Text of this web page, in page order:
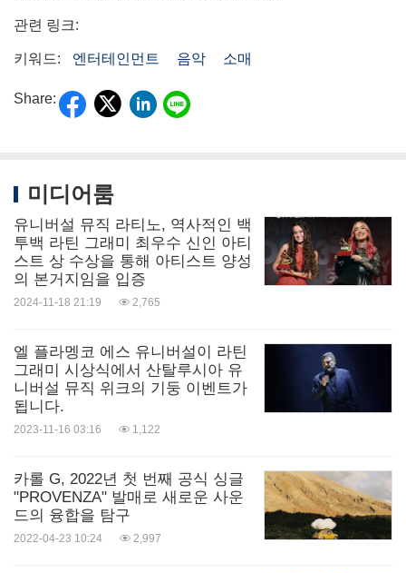
관련 링크:
키워드: 엔터테인먼트 음악 소매
Share:
미디어룸
유니버설 뮤직 라티노, 역사적인 백
투백 라틴 그래미 최우수 신인 아티
스트 상 수상을 통해 아티스트 양성
의 본거지임을 입증
2024-11-18 21:19 2,765
엘 플라멩코 에스 유니버설이 라틴
그래미 시상식에서 산탈루시아 유
니버설 뮤직 위크의 기둥 이벤트가
됩니다.
2023-11-16 03:16 1,122
카롤 G, 2022년 첫 번째 공식 싱글
"PROVENZA" 발매로 새로운 사운
드의 융합을 탐구
2022-04-23 10:24 2,997